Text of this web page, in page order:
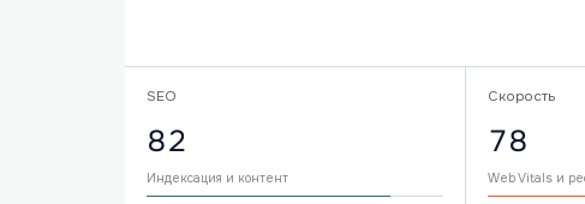
SEO
82
Индексация и контент
Скорость
78
Web Vitals и